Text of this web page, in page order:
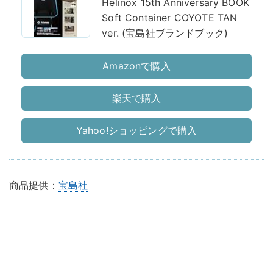
Helinox 15th Anniversary BOOK
Soft Container COYOTE TAN
ver. (宝島社ブランドブック)
Amazonで購入
楽天で購入
Yahoo!ショッピングで購入
商品提供： 宝島社